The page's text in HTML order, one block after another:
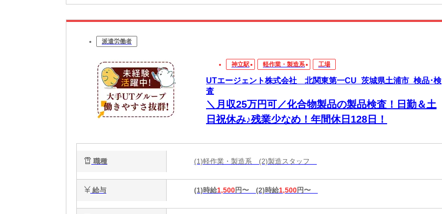
派遣労働者
神立駅 軽作業・製造系 工場
UTエージェント株式会社 北関東第一CU_茨城県土浦市_検品･検
査
＼月収25万円可／化合物製品の製品検査！日勤＆土
日祝休み♪残業少なめ！年間休日128日！
職種 (1)軽作業・製造系 (2)製造スタッフ
給与 (1)時給1,500円〜 (2)時給1,500円〜